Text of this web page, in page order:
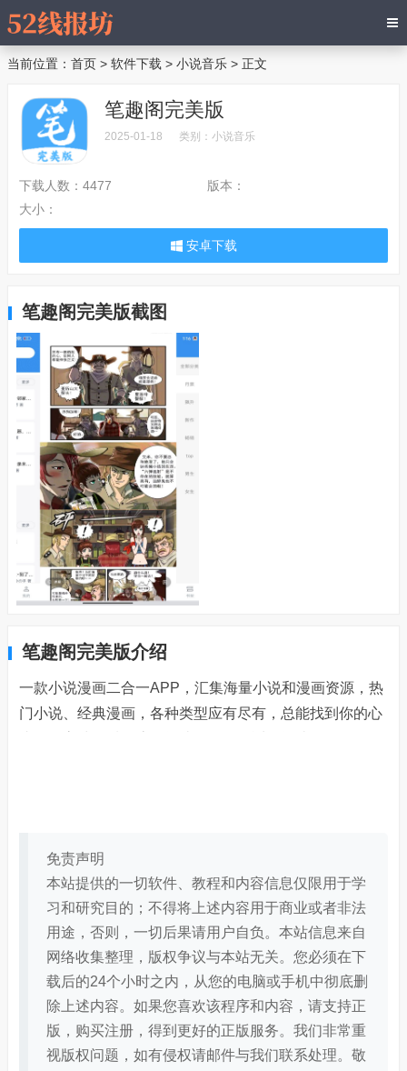
当前位置： 首页 > 软件下载 > 小说音乐 > 正文
笔趣阁完美版
2025-01-18 类别：小说音乐
下载人数： 4477
版本：
大小：
安卓下载
笔趣阁完美版截图
笔趣阁完美版介绍
一款小说漫画二合一APP，汇集海量小说和漫画资源，热
门小说、经典漫画，各种类型应有尽有，总能找到你的心
免责声明
本站提供的一切软件、教程和内容信息仅限用于学
习和研究目的；不得将上述内容用于商业或者非法
用途，否则，一切后果请用户自负。本站信息来自
网络收集整理，版权争议与本站无关。您必须在下
载后的24个小时之内，从您的电脑或手机中彻底删
除上述内容。如果您喜欢该程序和内容，请支持正
版，购买注册，得到更好的正版服务。我们非常重
视版权问题，如有侵权请邮件与我们联系处理。敬